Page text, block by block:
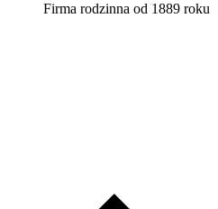
Firma rodzinna od 1889 roku